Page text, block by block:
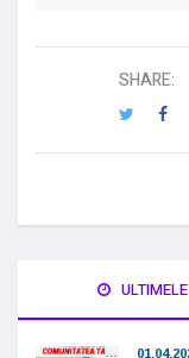
SHARE:
ULTIMELE